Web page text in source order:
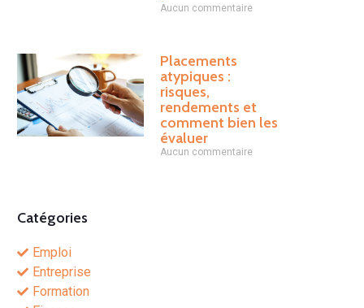
Aucun commentaire
Placements
atypiques :
risques,
rendements et
comment bien les
évaluer
Aucun commentaire
Catégories
Emploi
Entreprise
Formation